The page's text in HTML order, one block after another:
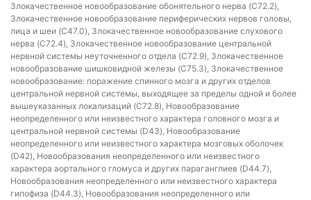
Злокачественное новообразование обонятельного нерва (C72.2),
Злокачественное новообразование периферических нервов головы,
лица и шеи (C47.0), Злокачественное новообразование слухового
нерва (C72.4), Злокачественное новообразование центральной
нервной системы неуточненного отдела (C72.9), Злокачественное
новообразование шишковидной железы (C75.3), Злокачественное
новообразование: поражение спинного мозга и других отделов
центральной нервной системы, выходящее за пределы одной и более
вышеуказанных локализаций (C72.8), Новообразование
неопределенного или неизвестного характера головного мозга и
центральной нервной системы (D43), Новообразование
неопределенного или неизвестного характера мозговых оболочек
(D42), Новообразования неопределенного или неизвестного
характера аортального гломуса и других параганглиев (D44.7),
Новообразования неопределенного или неизвестного характера
гипофиза (D44.3), Новообразования неопределенного или